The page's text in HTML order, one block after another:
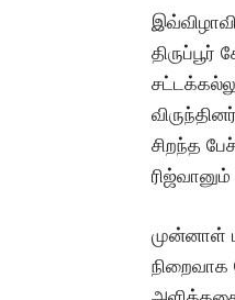
சிறந்த
முன்னாள்